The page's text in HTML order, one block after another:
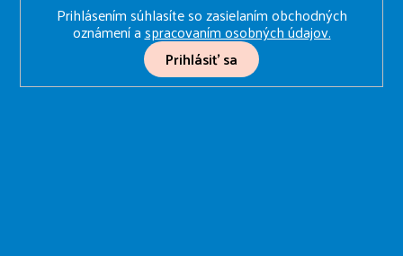
Prihlásením súhlasíte so zasielaním obchodných
oznámení aspracovaním osobných údajov.
Prihlásiť sa